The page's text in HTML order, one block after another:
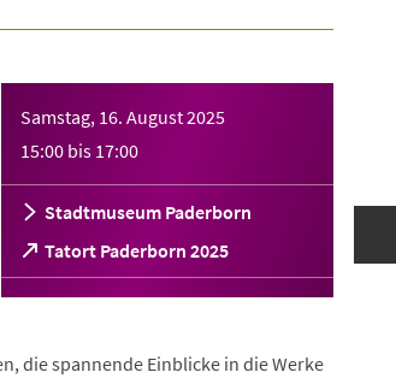
Samstag, 16. August 2025
15:00 bis 17:00
Stadtmuseum Paderborn
Tatort Paderborn 2025
(Öffnet
in
einem
die spannende Einblicke in die Werke